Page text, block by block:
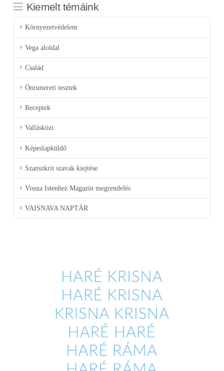
Kiemelt témáink
Környezetvédelem
Vega aloldal
Család
Önismereti tesztek
Receptek
Vallásközi
Képeslapküldő
Szanszkrit szavak kiejtése
Vissza Istenhez Magazin megrendelés
VAISNAVA NAPTÁR